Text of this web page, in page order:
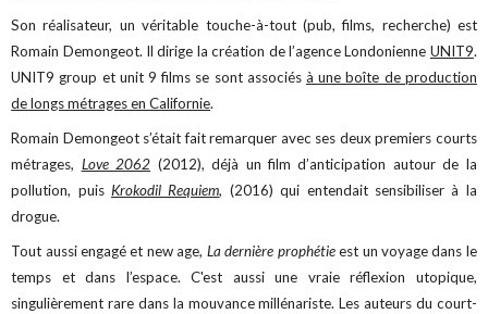
Son réalisateur, un véritable touche-à-tout (pub, films, recherche) est
Romain Demongeot. Il dirige la création de l’agence Londonienne UNIT9.
UNIT9 group et unit 9 films se sont associésà une boîte de production
de longs métrages en Californie.
Romain Demongeot s’était fait remarquer avec ses deux premiers courts
métrages, Love 2062 (2012), déjà un film d’anticipation autour de la
pollution, puis Krokodil Requiem, (2016) qui entendait sensibiliser à la
drogue.
Tout aussi engagé et new age, La dernière prophétieest un voyage dans le
temps et dans l’espace. C'est aussi une vraie réflexion utopique,
singulièrement rare dans la mouvance millénariste. Les auteurs du court-